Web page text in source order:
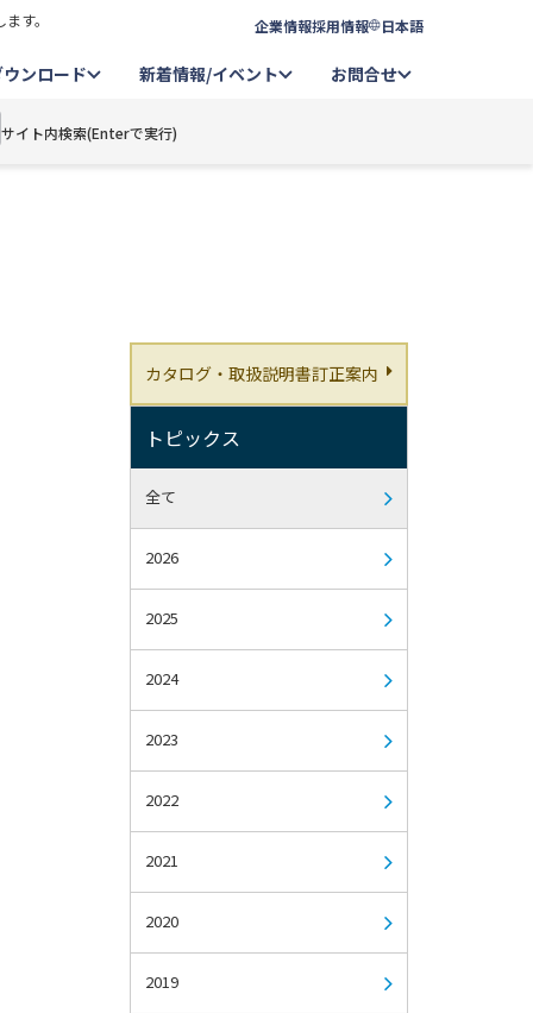
す。 企業情報採用情報 日本語
ウンロード 新着情報/イベント お問合せ
サイト内検索(Enterで実行)
カタログ・取扱説明書訂正案内
トピックス
全て
2026
2025
2024
2023
2022
2021
2020
2019